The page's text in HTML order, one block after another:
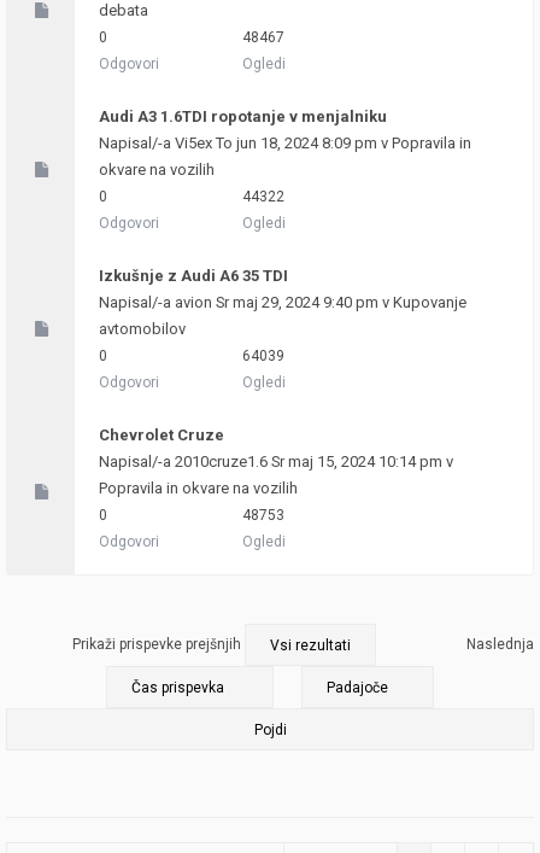
debata
0
Odgovori
48467
Ogledi
Audi A3 1.6TDI ropotanje v menjalniku
Napisal/-a Vi5exTo jun 18, 2024 8:09 pm v Popravila in
okvare na vozilih
0
Odgovori
44322
Ogledi
Izkušnje z Audi A6 35 TDI
Napisal/-a avion Sr maj 29, 2024 9:40 pm v Kupovanje
avtomobilov
0
Odgovori
64039
Ogledi
Chevrolet Cruze
Napisal/-a 2010cruze1.6 Sr maj 15, 2024 10:14 pm v
Popravila in okvare na vozilih
0
Odgovori
48753
Ogledi
Naslednja
Prikaži prispevke prejšnjih